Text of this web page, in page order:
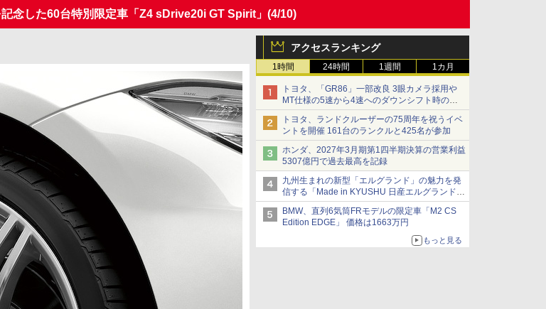
念した60台特別限定車「Z4 sDrive20i GT Spirit」 (4/10)
アクセスランキング
1時間 24時間 1週間 1カ月
トヨタ、「GR86」一部改良 3眼カメラ採用や
MT仕様の5速から4速へのダウンシフト時の操
作性向上など
トヨタ、ランドクルーザーの75周年を祝うイベ
ントを開催 161台のランクルと425名が参加
ホンダ、2027年3月期第1四半期決算の営業利益
5307億円で過去最高を記録
九州生まれの新型「エルグランド」の魅力を発
信する「Made in KYUSHU 日産エルグランドデ
ー」8月14日開催
BMW、直列6気筒FRモデルの限定車「M2 CS
Edition EDGE」 価格は1663万円
もっと見る